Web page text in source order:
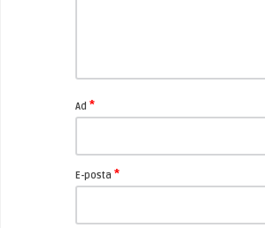
Ad *
E-posta *